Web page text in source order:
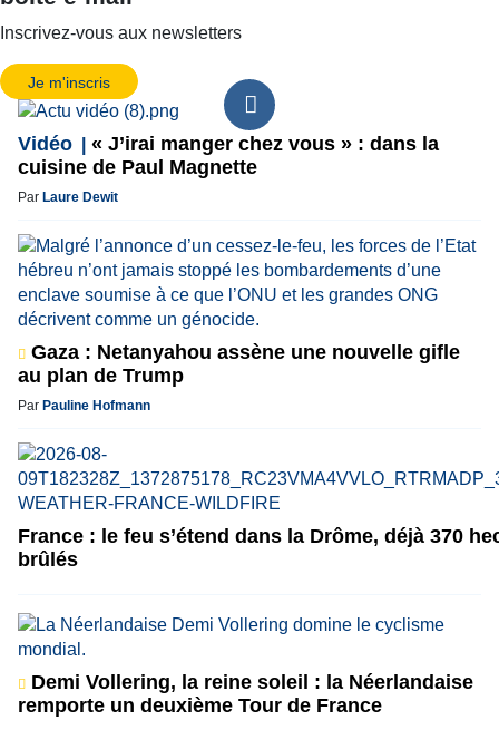
Inscrivez-vous aux newsletters
Je m'inscris
Vidéo
« J’irai manger chez vous » : dans la
cuisine de Paul Magnette
Par Laure Dewit
Gaza : Netanyahou assène une nouvelle gifle
au plan de Trump
Par Pauline Hofmann
France : le feu s’étend dans la Drôme, déjà 370
brûlés
Demi Vollering, la reine soleil : la Néerlandaise
remporte un deuxième Tour de France